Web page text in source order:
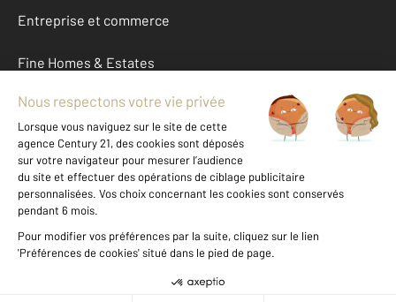
Entreprise et commerce
Fine Homes & Estates
À propos
International
Nous contacter
Données personnelles